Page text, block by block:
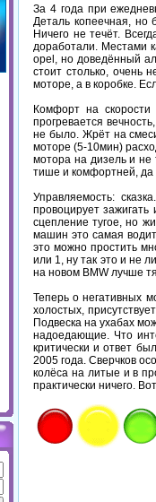
За 4 года при
Деталь копеечная, но
Ничего не течёт.
доработали. Местами
opel, но доведённый
стоит столько, очень
моторе, а в коробке.
Комфорт на скорости
прогревается
не было. Жрёт на
моторе (5-10мин)
мотора на дизель и не
тише и комфортней, да
Управляемость:
провоцирует
сцепление тугое, но
машин это самая
это можно простить
или 1, ну так это и не
на новом BMW лучше
Теперь о негативных
холостых,
Подвеска на ухабах
надоедающие. Что
критически и ответ
2005 года. Сверчков
колёса на литые и в
практически ничего.